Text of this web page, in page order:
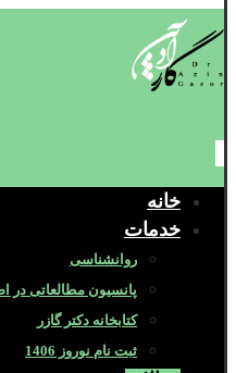
خانه
خدمات
روانشناسی
پانسیون مطالعاتی در
کتابخانه دکتر گازر
ثبت نام نوروز 1406